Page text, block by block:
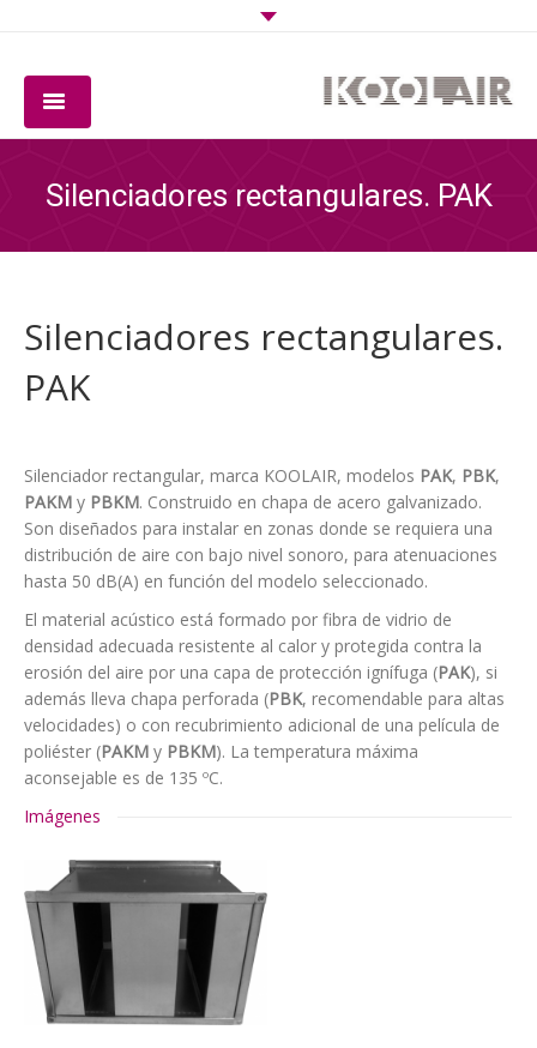
CALIDAD
DESCARGAS
Silenciadores rectangulares. PAK
Silenciadores rectangulares.
PAK
Silenciador rectangular, marca KOOLAIR, modelos PAK, PBK,
PAKM y PBKM. Construido en chapa de acero galvanizado.
Son diseñados para instalar en zonas donde se requiera una
distribución de aire con bajo nivel sonoro, para atenuaciones
hasta 50 dB(A) en función del modelo seleccionado.
El material acústico está formado por fibra de vidrio de
densidad adecuada resistente al calor y protegida contra la
erosión del aire por una capa de protección ignífuga (PAK), si
además lleva chapa perforada (PBK, recomendable para altas
velocidades) o con recubrimiento adicional de una película de
poliéster (PAKM y PBKM). La temperatura máxima
aconsejable es de 135 ºC.
Imágenes